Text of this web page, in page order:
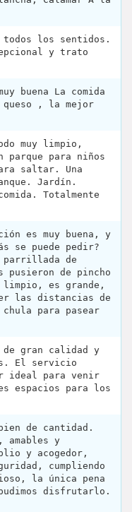
los sentidos.
y trato
buena La comida
queso , la mejor
muy limpio,
parque para niños
saltar. Una
Jardín.
Totalmente
es muy buena, y
se puede pedir?
parrillada de
pusieron de pincho
limpio, es grande,
las distancias de
chula para pasear
de gran calidad y
El servicio
ideal para venir
espacios para los
de cantidad.
amables y
y acogedor,
cumpliendo
la única pena
disfrutarlo.